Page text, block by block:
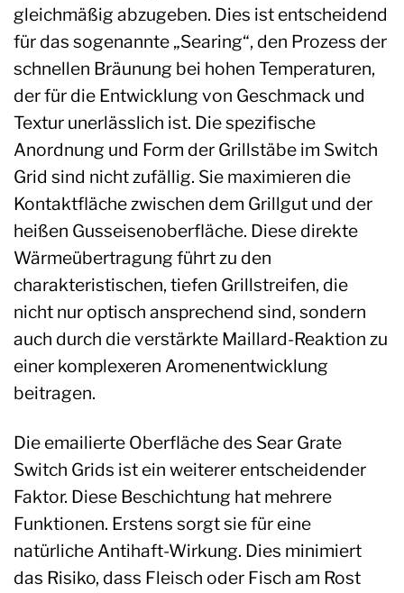
gleichmäßig abzugeben. Dies ist entscheidend
für das sogenannte „Searing“, den Prozess der
schnellen Bräunung bei hohen Temperaturen,
der für die Entwicklung von Geschmack und
Textur unerlässlich ist. Die spezifische
Anordnung und Form der Grillstäbe im Switch
Grid sind nicht zufällig. Sie maximieren die
Kontaktfläche zwischen dem Grillgut und der
heißen Gusseisenoberfläche. Diese direkte
Wärmeübertragung führt zu den
charakteristischen, tiefen Grillstreifen, die
nicht nur optisch ansprechend sind, sondern
auch durch die verstärkte Maillard-Reaktion zu
einer komplexeren Aromenentwicklung
beitragen.
Die emailierte Oberfläche des Sear Grate
Switch Grids ist ein weiterer entscheidender
Faktor. Diese Beschichtung hat mehrere
Funktionen. Erstens sorgt sie für eine
natürliche Antihaft-Wirkung. Dies minimiert
das Risiko, dass Fleisch oder Fisch am Rost